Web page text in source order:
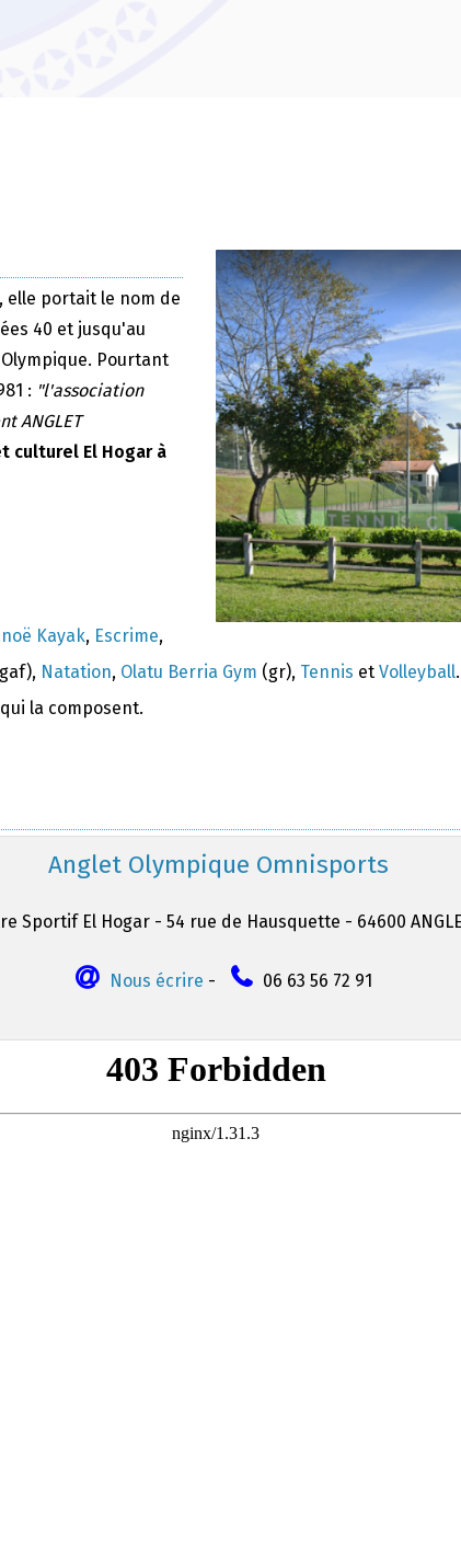
elle portait le nom de
40 et jusqu'au
Pourtant
: "l'association
ANGLET
culturel El Hogar à
Kayak, Escrime,
Natation, Olatu Berria Gym (gr), Tennis et Volleyball.
la composent.
Anglet Olympique Omnisports
Sportif El Hogar - 54 rue de Hausquette - 64600
Nous écrire - 06 63 56 72 91